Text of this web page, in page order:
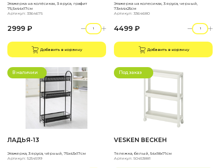
Этажерка на колёсиках, 3 яруса, графит
75,5х44х17см
Артикул: 3364675
2999 ₽
Добавить в корзину
Этажерка на колесиках, 3 яруса, черный,
73х44х25см
Артикул: 3364680
4499 ₽
Добавить в корзину
В наличии
ЛАДЬЯ-13
Этажерка, 3 яруса, чёрный, 75х43х17см
Артикул: 5254599
Под заказ
VESKEN ВЕСКЕН
Тележка, белый, 54x18x71см
Артикул: 50453881